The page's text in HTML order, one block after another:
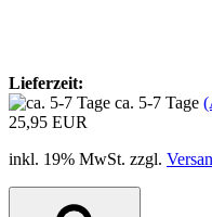
Lieferzeit:
ca. 5-7 Tage
25,95 EUR
inkl. 19% MwSt. zzgl.